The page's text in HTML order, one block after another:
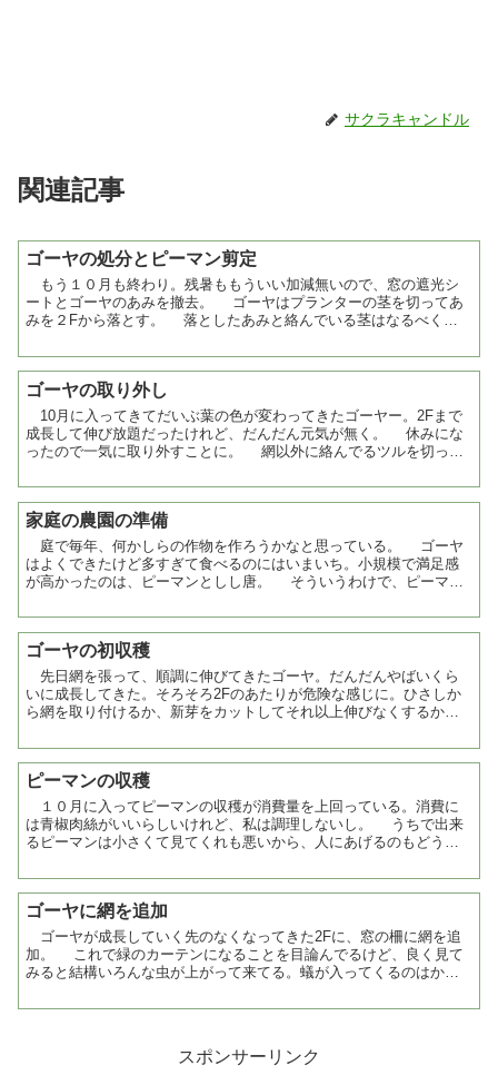
サクラキャンドル
関連記事
ゴーヤの処分とピーマン剪定
もう１０月も終わり。残暑ももういい加減無いので、窓の遮光シ
ートとゴーヤのあみを撤去。 ゴーヤはプランターの茎を切ってあ
みを２Fから落とす。 落としたあみと絡んでいる茎はなるべくカ
ゴーヤの取り外し
10月に入ってきてだいぶ葉の色が変わってきたゴーヤー。2Fまで
成長して伸び放題だったけれど、だんだん元気が無く。 休みにな
ったので一気に取り外すことに。 網以外に絡んでるツルを切っ
家庭の農園の準備
庭で毎年、何かしらの作物を作ろうかなと思っている。 ゴーヤ
はよくできたけど多すぎて食べるのにはいまいち。小規模で満足感
が高かったのは、ピーマンとしし唐。 そういうわけで、ピーマン
ゴーヤの初収穫
先日網を張って、順調に伸びてきたゴーヤ。だんだんやばいくら
いに成長してきた。そろそろ2Fのあたりが危険な感じに。ひさしか
ら網を取り付けるか、新芽をカットしてそれ以上伸びなくするか。
ピーマンの収穫
１０月に入ってピーマンの収穫が消費量を上回っている。消費に
は青椒肉絲がいいらしいけれど、私は調理しないし。 うちで出来
るピーマンは小さくて見てくれも悪いから、人にあげるのもどう
ゴーヤに網を追加
ゴーヤが成長していく先のなくなってきた2Fに、窓の柵に網を追
加。 これで緑のカーテンになることを目論んでるけど、良く見て
みると結構いろんな虫が上がって来てる。蟻が入ってくるのはかん
スポンサーリンク